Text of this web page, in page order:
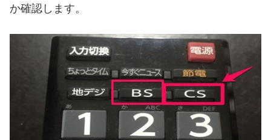
か確認します。